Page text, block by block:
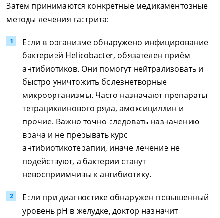
Затем принимаются конкретные медикаментозные
методы лечения гастрита:
Если в организме обнаружено инфицирование
бактерией Helicobacter, обязателен приём
антибиотиков. Они помогут нейтрализовать и
быстро уничтожить болезнетворные
микроорганизмы. Часто назначают препараты
тетрациклинового ряда, амоксициллин и
прочие. Важно точно следовать назначению
врача и не прерывать курс
антибиотикотерапии, иначе лечение не
подействуют, а бактерии станут
невосприимчивы к антибиотику.
Если при диагностике обнаружен повышенный
уровень pH в желудке, доктор назначит